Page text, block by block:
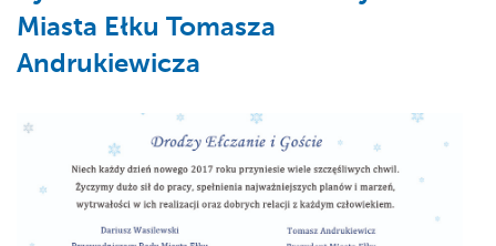
Miasta Ełku Tomasza
Andrukiewicza